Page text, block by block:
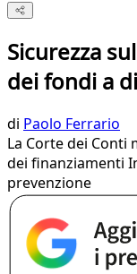
Sicurezza
dei fondi a
di Paolo Ferrario
La Corte dei Conti
dei finanziamenti
prevenzione